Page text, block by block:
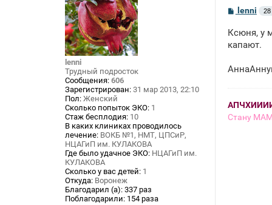
lenni
Трудный подросток
Сообщения: 606
Зарегистрирован: 31 мар 2013, 22:10
Пол: Женский
Сколько попыток ЭКО: 1
Стаж бесплодия: 10
В каких клиниках проводилось
лечение: ВОКБ №1, НМТ, ЦПСиР,
НЦАГиП им. КУЛАКОВА
Где было удачное ЭКО: НЦАГиП им.
КУЛАКОВА
Сколько у вас детей: 1
Откуда: Воронеж
Благодарил (а): 337 раз
Поблагодарили: 154 раза
С
б
щ
и
lenni
Ксюня, у
капают.
Стану